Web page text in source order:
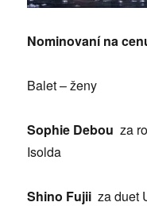
Nominovaní na
Balet – ženy
Sophie Debou za
Isolda
Shino Fujii za duet